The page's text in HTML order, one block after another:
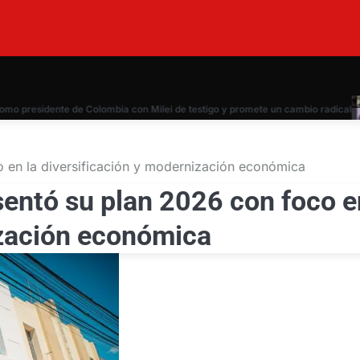
de Colombia con Milei de testigo y promete un cambio radical
la diversificación y modernización económica
su plan 2026 con foco
económica